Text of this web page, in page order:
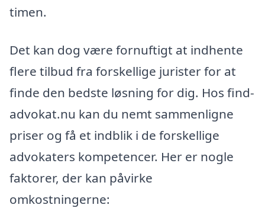
timen.
Det kan dog være fornuftigt at indhente
flere tilbud fra forskellige jurister for at
finde den bedste løsning for dig. Hos find-
advokat.nu kan du nemt sammenligne
priser og få et indblik i de forskellige
advokaters kompetencer. Her er nogle
faktorer, der kan påvirke
omkostningerne: